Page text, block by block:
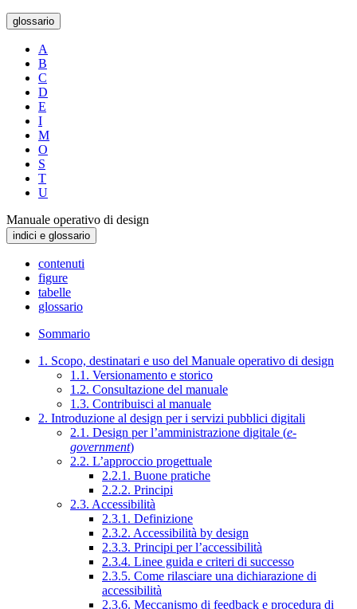
glossario
A
B
C
D
E
I
M
O
S
T
U
Manuale operativo di design
indici e glossario
contenuti
figure
tabelle
glossario
Sommario
1. Scopo, destinatari e uso del Manuale operativo di design
1.1. Versionamento e storico
1.2. Consultazione del manuale
1.3. Contribuisci al manuale
2. Introduzione al design per i servizi pubblici digitali
2.1. Design per l’amministrazione digitale (e-
government)
2.2. L’approccio progettuale
2.2.1. Buone pratiche
2.2.2. Principi
2.3. Accessibilità
2.3.1. Definizione
2.3.2. Accessibilità by design
2.3.3. Principi per l’accessibilità
2.3.4. Linee guida e criteri di successo
2.3.5. Come rilasciare una dichiarazione di
accessibilità
2.3.6. Meccanismo di feedback e procedura di